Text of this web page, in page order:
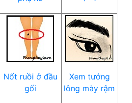
Nốt ruồi ở đầu
gối
Xem tướng
lông mày rậm